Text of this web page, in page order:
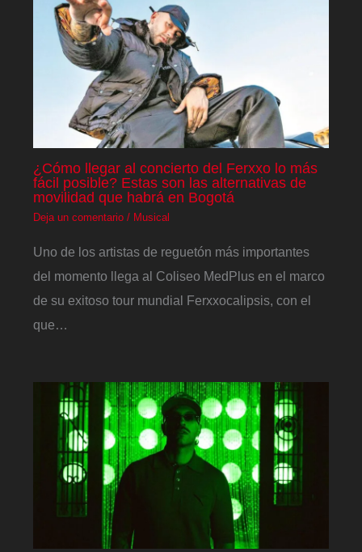
¿Cómo llegar al concierto del Ferxxo lo más
fácil posible? Estas son las alternativas de
movilidad que habrá en Bogotá
Deja un comentario / Musical
Uno de los artistas de reguetón más importantes
del momento llega al Coliseo MedPlus en el marco
de su exitoso tour mundial Ferxxocalipsis, con el
que…